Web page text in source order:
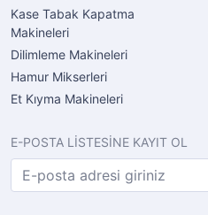
Kase Tabak Kapatma
Makineleri
Dilimleme Makineleri
Hamur Mikserleri
Et Kıyma Makineleri
E-POSTA LİSTESİNE KAYIT OL